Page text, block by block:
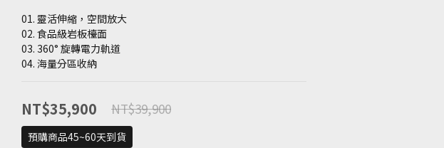
01. 靈活伸縮，空間放大
02. 食品級岩板檯面
03. 360° 旋轉電力軌道
04. 海量分區收納
NT$35,900 NT$39,900
預購商品45~60天到貨